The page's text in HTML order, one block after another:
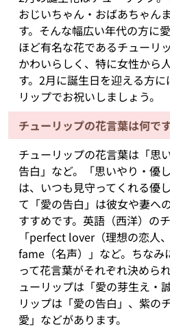
おじいちゃん・おばあちゃん
す。そんな幅広い年代の方に
ほど有名な花であるチューリ
かわいらしく、特に女性から
す。2月に誕生日を迎える方
リップでお祝いしましょう。
チューリップの花言葉は何で
チューリップの花言葉は「思
告白」など。「思いやり・優
は、いつも見守ってくれる優
て「愛の告白」は彼女や妻へ
すすめです。英語（西洋）の
「perfect lover（理想の恋人
fame（名声）」など。ちなみ
って花言葉がそれぞれ決めら
ューリップは「愛の芽生え・
リップは「愛の告白」、紫の
愛」などがあります。